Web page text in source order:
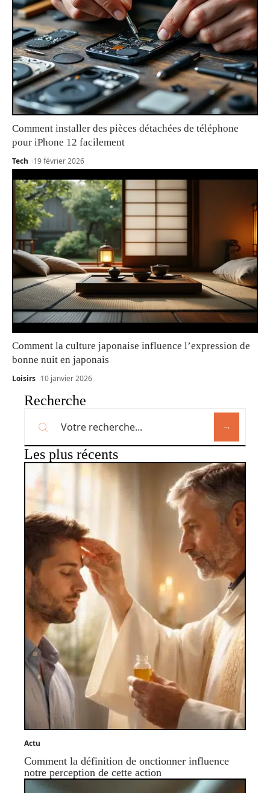
Comment installer des pièces détachées de téléphone
pour iPhone 12 facilement
Tech 19 février 2026
Comment la culture japonaise influence l’expression de
bonne nuit en japonais
Loisirs 10 janvier 2026
Recherche
Les plus récents
Actu
Comment la définition de onctionner influence
notre perception de cette action